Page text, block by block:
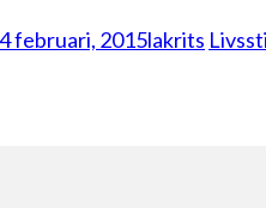
februari, 2015lakrits